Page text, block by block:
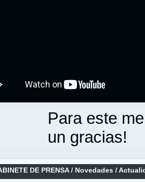
Para este
un gracias!
DE PRENSA/ Novedades /